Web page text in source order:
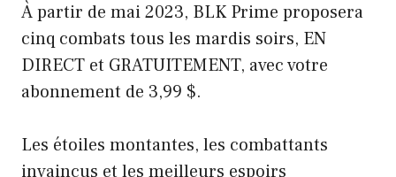
À partir de mai 2023, BLK Prime proposera
cinq combats tous les mardis soirs, EN
DIRECT et GRATUITEMENT, avec votre
abonnement de 3,99 $.
Les étoiles montantes, les combattants
invaincus et les meilleurs espoirs